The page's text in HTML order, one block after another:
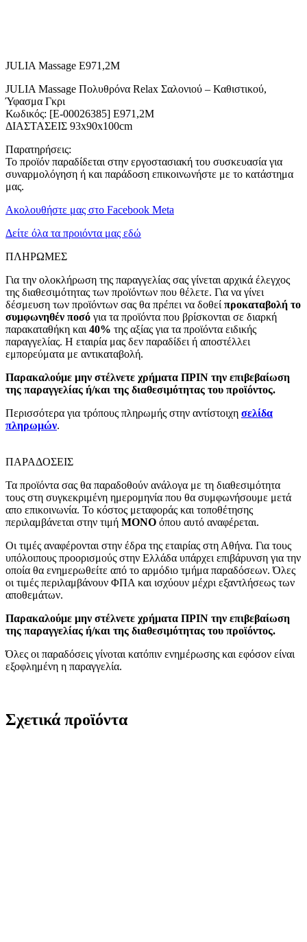
JULIA Massage E971,2M
JULIA Massage Πολυθρόνα Relax Σαλονιού – Καθιστικού,
Ύφασμα Γκρι
Κωδικός: [Ε-00026385] Ε971,2Μ
ΔΙΑΣΤΑΣΕΙΣ 93x90x100cm
Παρατηρήσεις:
Το προϊόν παραδίδεται στην εργοστασιακή του συσκευασία για
συναρμολόγηση ή και παράδοση επικοινωνήστε με το κατάστημα
μας.
Ακολουθήστε μας στο Facebook Meta
Δείτε όλα τα προιόντα μας εδώ
ΠΛΗΡΩΜΕΣ
Για την ολοκλήρωση της παραγγελίας σας γίνεται αρχικά έλεγχος
της διαθεσιμότητας των προϊόντων που θέλετε. Για να γίνει
δέσμευση των προϊόντων σας θα πρέπει να δοθείπροκαταβολή το
συμφωνηθέν ποσό για τα προϊόντα που βρίσκονται σε διαρκή
παρακαταθήκη και40% της αξίας για τα προϊόντα ειδικής
παραγγελίας. Η εταιρία μας δεν παραδίδει ή αποστέλλει
εμπορεύματα με αντικαταβολή.
Παρακαλούμε μην στέλνετε χρήματα ΠΡΙΝ την επιβεβαίωση
της παραγγελίας ή/και της διαθεσιμότητας του προϊόντος.
Περισσότερα για τρόπους πληρωμής στην αντίστοιχη σελίδα
πληρωμών.
ΠΑΡΑΔΟΣΕΙΣ
Τα προϊόντα σας θα παραδοθούν ανάλογα με τη διαθεσιμότητα
τους στη συγκεκριμένη ημερομηνία που θα συμφωνήσουμε μετά
απο επικοινωνία. Το κόστος μεταφοράς και τοποθέτησης
περιλαμβάνεται στην τιμή MONO όπου αυτό αναφέρεται.
Οι τιμές αναφέρονται στην έδρα της εταιρίας στη Αθήνα. Για τους
υπόλοιπους προορισμούς στην Ελλάδα υπάρχει επιβάρυνση για την
οποία θα ενημερωθείτε από το αρμόδιο τμήμα παραδόσεων. Όλες
οι τιμές περιλαμβάνουν ΦΠΑ και ισχύουν μέχρι εξαντλήσεως των
αποθεμάτων.
Παρακαλούμε μην στέλνετε χρήματα ΠΡΙΝ την επιβεβαίωση
της παραγγελίας ή/και της διαθεσιμότητας του προϊόντος.
Όλες οι παραδόσεις γίνοται κατόπιν ενημέρωσης και εφόσον είναι
εξοφλημένη η παραγγελία.
Σχετικά προϊόντα